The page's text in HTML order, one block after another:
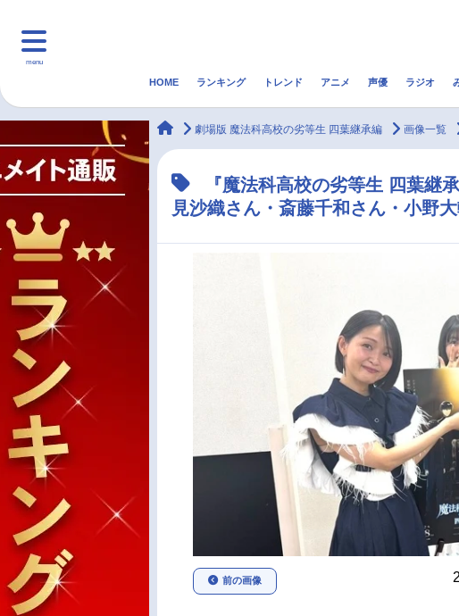
menu
マンガ・ラノベ ゲーム・アプリ 音楽
HOME ランキング トレンド アニメ 声優 ラジオ
animateTimes
劇場版 魔法科高校の劣等生 四葉継承編 画像一覧
『魔法科高校の劣等生 四葉
見沙織さん・斎藤千和さん・小野
前の画像